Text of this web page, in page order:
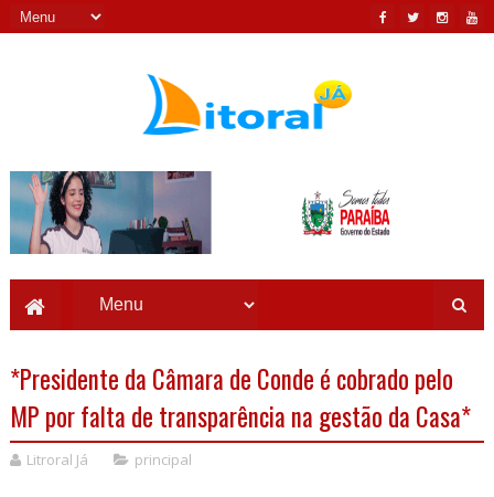
*Presidente da Câmara de Conde é cobrado pelo
MP por falta de transparência na gestão da Casa*
Litroral Já principal